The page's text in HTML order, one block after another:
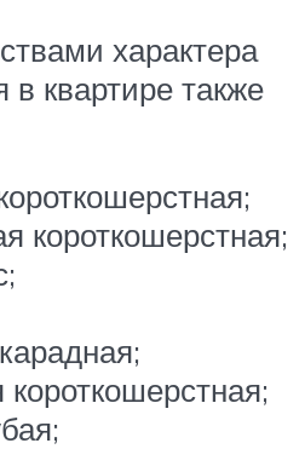
характера
квартире также
короткошерстная;
короткошерстная;